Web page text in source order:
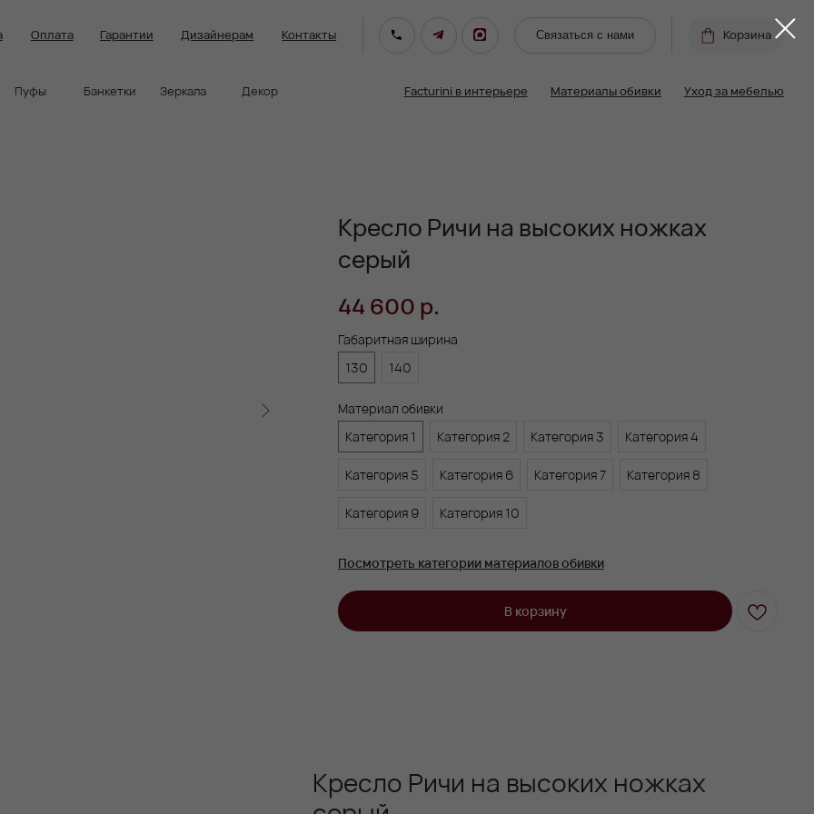
Контакты
Дизайнерам
Гарантии Связаться с нами Корзина
Кресло Ричи на высоких ножках
серый
44 600 р.
Габаритная ширина
130
140
Материал обивки
Категория 1
Категория 2 Категория 3 Категория 4
Категория 5 Категория 6 Категория 7 Категория 8
Категория 9 Категория 10
Посмотреть категории материалов обивки
В корзину
Кресло Ричи на высоких ножках